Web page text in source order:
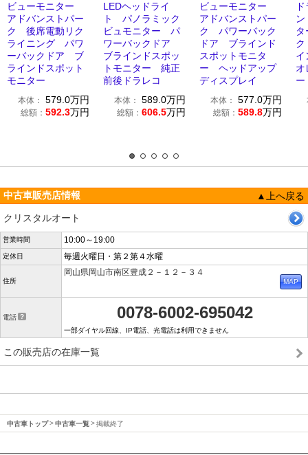
ビューモニター
アドバンストパー
ク 後席電動リク
ライニング パワ
ーバックドア ブ
ラインドスポット
モニター
本体： 579.0万円
総額： 592.3万円
LEDヘッドライ
ト パノラミック
ビュモニター パ
ワーバックドア
ブラインドスポッ
トモニター 純正
前後ドラレコ
本体： 589.0万円
総額： 606.5万円
ビューモニター
アドバンストパー
ク パワーバック
ドア ブラインド
スポットモニタ
ー ヘッドアップ
ディスプレイ
本体： 577.0万円
総額： 589.8万円
オ
ー
中古車販売店情報
▲上へ戻る
クリスタルオート
営業時間 10:00～19:00
定休日 毎週火曜日・第２第４水曜
住所
岡山県岡山市南区豊成２－１２－３４
電話 0078-6002-695042
一部ダイヤル回線、IP電話、光電話は利用できません
この販売店の在庫一覧
中古車トップ 中古車一覧 掲載終了